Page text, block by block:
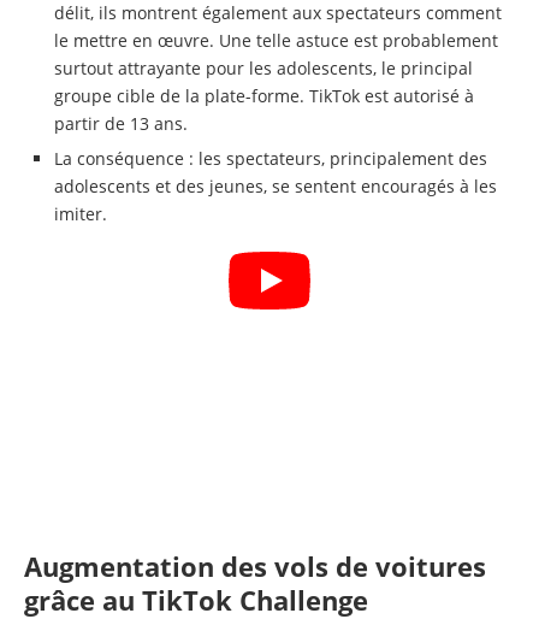
délit, ils montrent également aux spectateurs comment
le mettre en œuvre. Une telle astuce est probablement
surtout attrayante pour les adolescents, le principal
groupe cible de la plate-forme. TikTok est autorisé à
partir de 13 ans.
La conséquence : les spectateurs, principalement des
adolescents et des jeunes, se sentent encouragés à les
imiter.
Augmentation des vols de voitures
grâce au TikTok Challenge